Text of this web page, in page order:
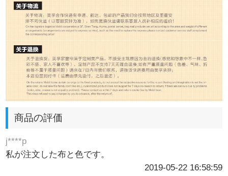
商品の評価
j****p
私が注文した布と色です。
2019-05-22 16:58:59